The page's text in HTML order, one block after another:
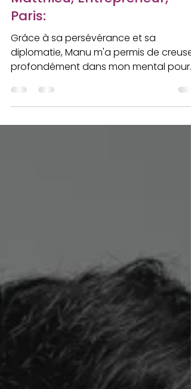
Matthieu, Entrepreneur,
Paris:
Grâce à sa persévérance et sa
diplomatie, Manu m'a permis de creuser
profondément dans mon mental pour